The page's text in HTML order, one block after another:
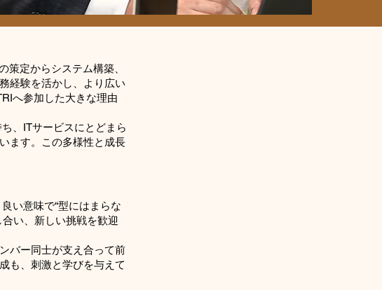
策定からシステム構築、
経験を活かし、より広い
へ参加した大きな理由
、ITサービスにとどまら
ます。この多様性と成長
い意味で“型にはまらな
い、新しい挑戦を歓迎
バー同士が支え合って前
も、刺激と学びを与えて